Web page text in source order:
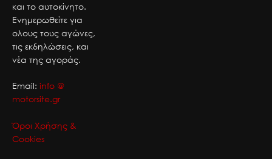
και το αυτοκίνητο.
Ενημερωθείτε για
ολους τους αγώνες,
τις εκδηλώσεις, και
νέα της αγοράς.
Email: info @
motorsite.gr
Όροι Χρήσης &
Cookies